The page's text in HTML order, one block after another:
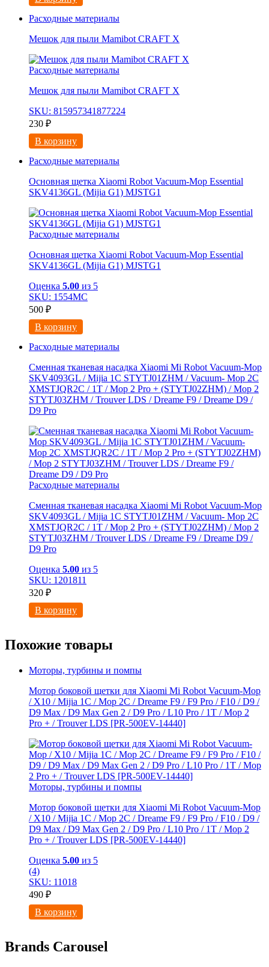
Расходные материалы
Мешок для пыли Mamibot CRAFT X
Расходные материалы
Мешок для пыли Mamibot CRAFT X
SKU: 815957341877224
230 ₽
В корзину
Расходные материалы
Основная щетка Xiaomi Robot Vacuum-Mop Essential
SKV4136GL (Mijia G1) MJSTG1
Расходные материалы
Основная щетка Xiaomi Robot Vacuum-Mop Essential
SKV4136GL (Mijia G1) MJSTG1
Оценка 5.00 из 5
SKU: 1554МС
500 ₽
В корзину
Расходные материалы
Сменная тканевая насадка Xiaomi Mi Robot Vacuum-Mop
SKV4093GL / Mijia 1C STYTJ01ZHM / Vacuum- Mop 2C
XMSTJQR2C / 1T / Mop 2 Pro + (STYTJ02ZHM) / Mop 2
STYTJ03ZHM / Trouver LDS / Dreame F9 / Dreame D9 /
D9 Pro
Расходные материалы
Сменная тканевая насадка Xiaomi Mi Robot Vacuum-Mop
SKV4093GL / Mijia 1C STYTJ01ZHM / Vacuum- Mop 2C
XMSTJQR2C / 1T / Mop 2 Pro + (STYTJ02ZHM) / Mop 2
STYTJ03ZHM / Trouver LDS / Dreame F9 / Dreame D9 /
D9 Pro
Оценка 5.00 из 5
SKU: 1201811
320 ₽
В корзину
Похожие товары
Моторы, турбины и помпы
Мотор боковой щетки для Xiaomi Mi Robot Vacuum-Mop
/ X10 / Mijia 1C / Mop 2C / Dreame F9 / F9 Pro / F10 / D9 /
D9 Max / D9 Мах Gen 2 / D9 Pro / L10 Pro / 1T / Mop 2
Pro + / Trouver LDS [PR-500EV-14440]
Моторы, турбины и помпы
Мотор боковой щетки для Xiaomi Mi Robot Vacuum-Mop
/ X10 / Mijia 1C / Mop 2C / Dreame F9 / F9 Pro / F10 / D9 /
D9 Max / D9 Мах Gen 2 / D9 Pro / L10 Pro / 1T / Mop 2
Pro + / Trouver LDS [PR-500EV-14440]
Оценка 5.00 из 5
(4)
SKU: 11018
490 ₽
В корзину
Brands Carousel